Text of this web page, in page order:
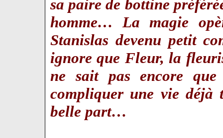
sa paire de bottine
homme… La magie
Stanislas devenu petit
ignore que Fleur, la
ne sait pas encore
compliquer une vie déjà
belle part…